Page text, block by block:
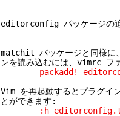
editorconfig パッケージ
matchit パッケージと同様
ンを読み込むには、vimrc フ
packadd!
Vim を再起動するとプラグイ
とができます:
:h